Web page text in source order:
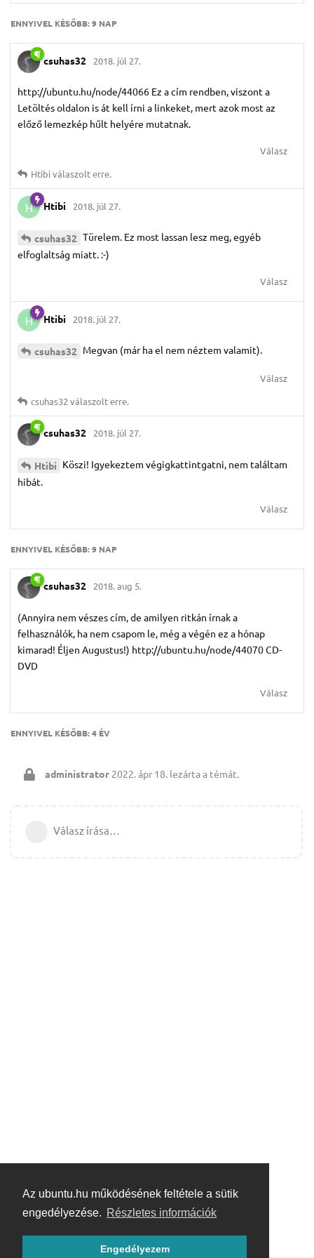
Az ubuntu.hu működésének feltétele a sütik
engedélyezése. Részletes információk
Engedélyezem
ENNYIVEL KÉSŐBB:9 NAP
csuhas32 2018. júl 27.
http://ubuntu.hu/node/44066 Ez a cím rendben, viszont a
Letöltés oldalon is át kell írni a linkeket, mert azok most az
előző lemezkép hűlt helyére mutatnak.
Válasz
Htibiválaszolt erre.
H Htibi 2018. júl 27.
csuhas32 Türelem. Ez most lassan lesz meg, egyéb
elfoglaltság miatt. :-)
Válasz
H Htibi 2018. júl 27.
csuhas32 Megvan (már ha el nem néztem valamit).
Válasz
csuhas32 válaszolt erre.
csuhas32 2018. júl 27.
Htibi Köszi! Igyekeztem végigkattintgatni, nem találtam
hibát.
Válasz
ENNYIVEL KÉSŐBB:9 NAP
csuhas32 2018. aug 5.
(Annyira nem vészes cím, de amilyen ritkán írnak a
felhasználók, ha nem csapom le, még a végén ez a hónap
kimarad! Éljen Augustus!) http://ubuntu.hu/node/44070 CD-
DVD
Válasz
ENNYIVEL KÉSŐBB:4 ÉV
administrator 2022. ápr 18. lezárta a témát.
Válasz írása…